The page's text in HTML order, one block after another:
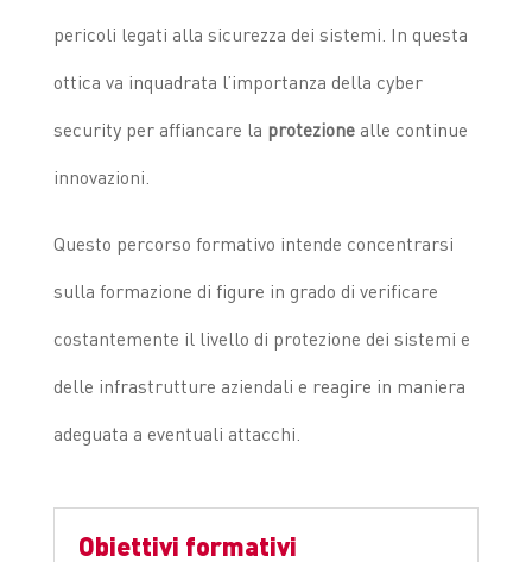
pericoli legati alla sicurezza dei sistemi. In questa
ottica va inquadrata l’importanza della cyber
security per affiancare la protezionealle continue
innovazioni.
Questo percorso formativo intende concentrarsi
sulla formazione di figure in grado di verificare
costantemente il livello di protezione dei sistemi e
delle infrastrutture aziendali e reagire in maniera
adeguata a eventuali attacchi.
Obiettivi formativi